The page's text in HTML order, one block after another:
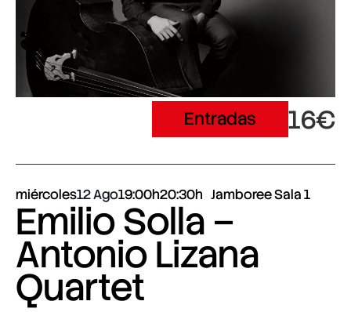
Entradas 16€
miércoles12 Ago19:00h20:30h Jamboree Sala 1
Emilio Solla –
Antonio Lizana
Quartet